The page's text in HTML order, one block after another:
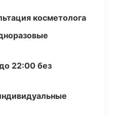
косметолога
22:00 без